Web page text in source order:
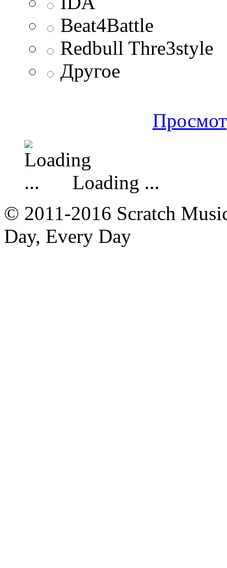
Beat4Battle
Redbull Thre3style
Другое
Loading ...
© 2011-2016 Scratch
Day, Every Day